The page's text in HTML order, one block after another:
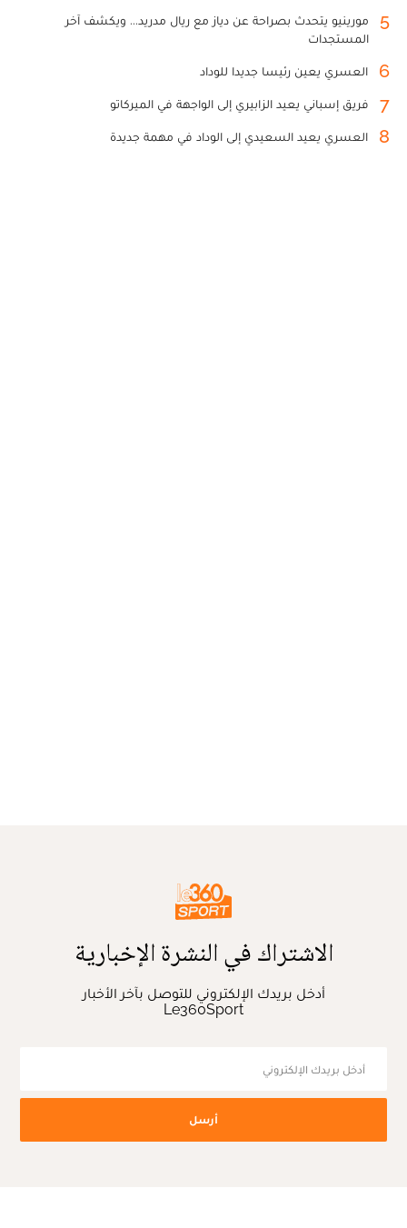
5
مورينيو يتحدث بصراحة عن دياز مع ريال مدريد... ويكشف آخر
المستجدات
6 العسري يعين رئيسا جديدا للوداد
7 فريق إسباني يعيد الزابيري إلى الواجهة في الميركاتو
8 العسري يعيد السعيدي إلى الوداد في مهمة جديدة
الاشتراك في النشرة الإخبارية
أدخل بريدك الإلكتروني للتوصل بآخر الأخبار
Le360Sport
أرسل